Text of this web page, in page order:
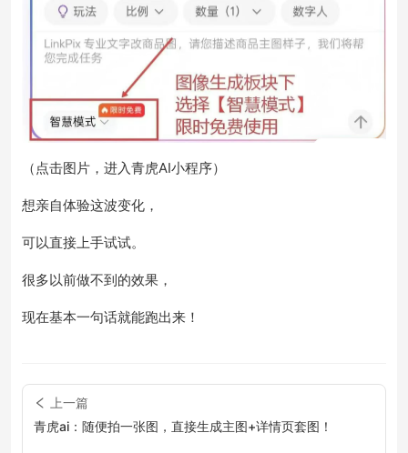
（点击图片，进入青虎AI小程序）
想亲自体验这波变化，
可以直接上手试试。
很多以前做不到的效果，
现在基本一句话就能跑出来！
上一篇
青虎ai：随便拍一张图，直接生成主图+详情页套图！